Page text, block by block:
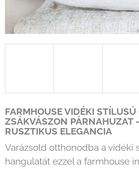
FARMHOUSE VIDÉKI STÍLUSÚ
ZSÁKVÁSZON PÁRNAHUZAT
RUSZTIKUS ELEGANCIA
Varázsold otthonodba a vidéki
hangulatát ezzel a farmhouse